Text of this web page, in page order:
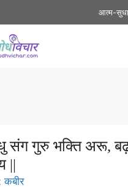
आत्म-
संग गुरु भक्ति अरू,
||
कबीर